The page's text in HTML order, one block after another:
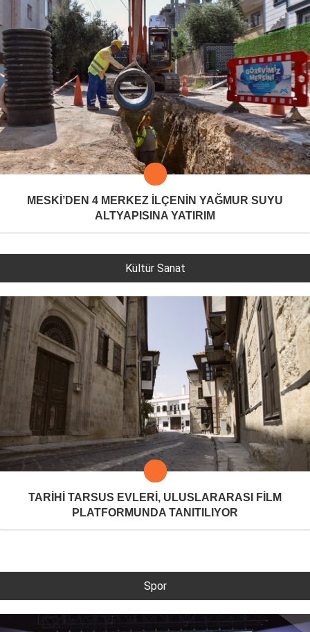
MESKİ’DEN 4 MERKEZ İLÇENİN YAĞMUR SUYU
ALTYAPISINA YATIRIM
Kültür Sanat
TARİHİ TARSUS EVLERİ, ULUSLARARASI FİLM
PLATFORMUNDA TANITILIYOR
Spor